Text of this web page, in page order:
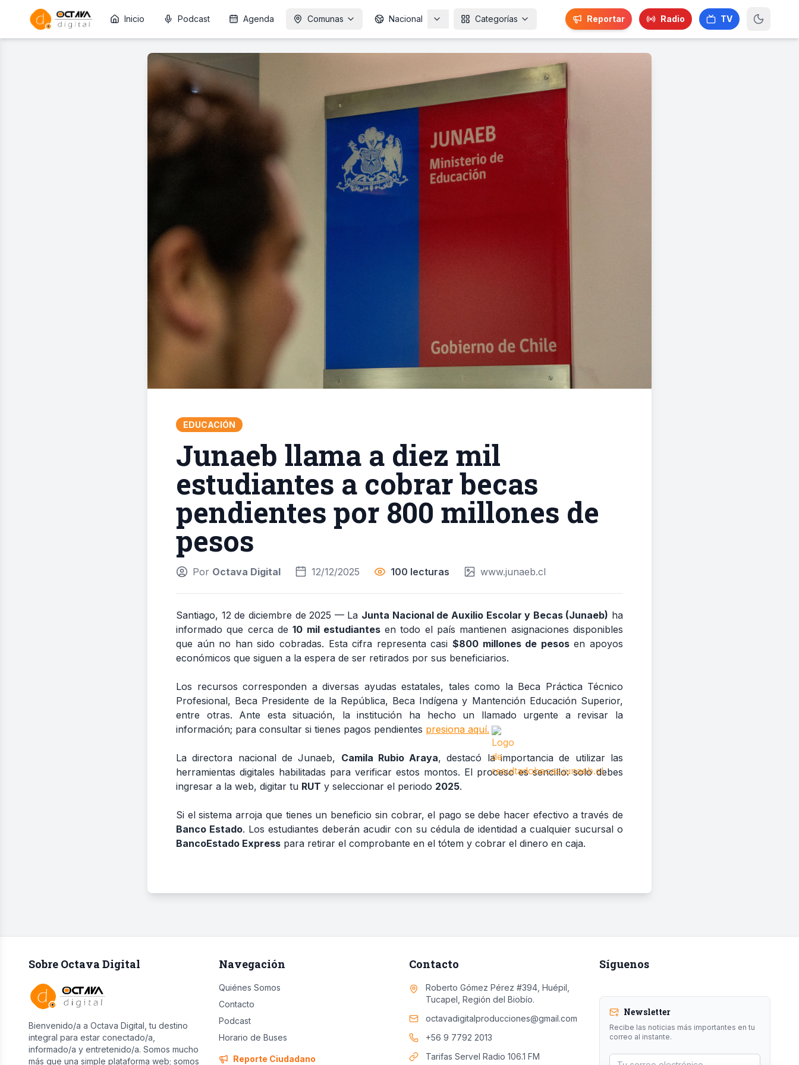
Inicio Podcast Agenda Comunas Nacional Categorías Reportar Radio TV
EDUCACIÓN
Junaeb llama a diez mil
estudiantes a cobrar becas
pendientes por 800 millones de
pesos
Por Octava Digital 12/12/2025 100 lecturas www.junaeb.cl
Santiago, 12 de diciembre de 2025 — La Junta Nacional de Auxilio Escolar y Becas (Junaeb) ha
informado que cerca de10 mil estudiantesen todo el país mantienen asignaciones disponibles
que aún no han sido cobradas. Esta cifra representa casi $800 millones de pesosen apoyos
económicos que siguen a la espera de ser retirados por sus beneficiarios.
Los recursos corresponden a diversas ayudas estatales, tales como la Beca Práctica Técnico
Profesional, Beca Presidente de la República, Beca Indígena y Mantención Educación Superior,
entre otras. Ante esta situación, la institución ha hecho un llamado urgente a revisar la
información; para consultar si tienes pagos pendientes presiona aquí.
La directora nacional de Junaeb, Camila Rubio Araya, destacó la importancia de utilizar las
herramientas digitales habilitadas para verificar estos montos. El proceso es sencillo: solo debes
ingresar a la web, digitar tu RUT y seleccionar el periodo 2025.
Si el sistema arroja que tienes un beneficio sin cobrar, el pago se debe hacer efectivo a través de
Banco Estado. Los estudiantes deberán acudir con su cédula de identidad a cualquier sucursal o
BancoEstado Express para retirar el comprobante en el tótem y cobrar el dinero en caja.
Sobre Octava Digital
Bienvenido/a a Octava Digital, tu destino
integral para estar conectado/a,
informado/a y entretenido/a. Somos mucho
más que una simple plataforma web; somos
Navegación
Quiénes Somos
Contacto
Podcast
Horario de Buses
Reporte Ciudadano
Contacto
Roberto Gómez Pérez #394, Huépil,
Tucapel, Región del Biobío.
octavadigitalproducciones@gmail.com
+56 9 7792 2013
Tarifas Servel Radio 106.1 FM
Síguenos
Newsletter
Recibe las noticias más importantes en tu
correo al instante.